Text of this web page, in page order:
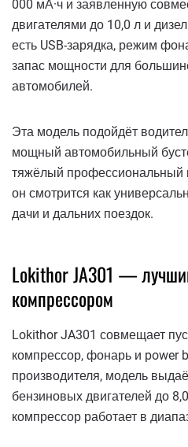
000 мА·ч и заявленную
двигателями до 10,0 л и
есть USB-зарядка, режим
запас мощности для
автомобилей.
Эта модель подойдёт
мощный автомобильный
тяжёлый профессиональный
он смотрится как
дачи и дальних поездок.
Lokithor JA301 —
компрессором
Lokithor JA301 совмещает
компрессор, фонарь и power
производителя, модель
бензиновых двигателей до
компрессор работает в